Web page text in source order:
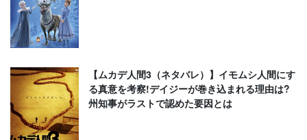
【ムカデ人間3（ネタバレ）】イモムシ人間にす
る真意を考察!デイジーが巻き込まれる理由は?
州知事がラストで認めた要因とは